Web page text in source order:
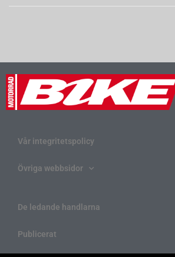
Vår integritetspolicy
Övriga webbsidor
De ledande handlarna
Publicerat